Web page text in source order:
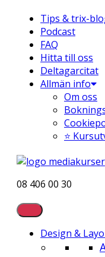
Tips & trix-
Podcast
FAQ
Hitta till oss
Deltagarcitat
Allmän info
Om oss
⭐
08 406 00 30
Design &